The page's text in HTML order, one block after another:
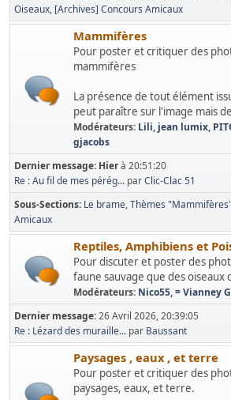
Oiseaux [Archives] Concours Amicaux
Mammifères
Pour poster et critiquer des
mammifères
La présence de tout élément
peut paraître sur l'image mais
Modérateurs: Lili, jean lumix,
gjacobs
Dernier message: Hierà 20:51:20
Re : Au fil de mes pérég... parClic-Clac 51
Sous-Sections Le brame Thèmes "Mammifères"
Amicaux
Reptiles, Amphibiens et
Pour discuter et poster des
faune sauvage que des oiseaux
Modérateurs: Nico55,= Vianney
Dernier message:26 Avril 2026, 20:39:05
Re : Lézard des muraille... par Baussant
Paysages , eaux , et terre
Pour poster et critiquer des
paysages, eaux, et terre.